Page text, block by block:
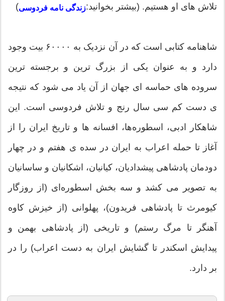
تلاش های او هستیم. (بیشتر بخوانید:زندگی نامه فردوسی)
شاهنامه کتابی است که در آن نزدیک به ۶۰۰۰۰ بیت وجود
دارد و به عنوان یکی از بزرگ ترین و برجسته ترین
سروده های حماسه ای جهان از آن یاد می شود که نتیجه
ی دست کم سی سال رنج و تلاش فردوسی است. این
شاهکار ادبی، اسطوره‌ها، افسانه ها و تاریخ ایران را از
آغاز تا حمله اعراب به ایران در سده ی هفتم و در چهار
دودمان پادشاهی پیشدادیان، کیانیان، اشکانیان و ساسانیان
به تصویر می کشد و سه بخش اسطوره‌ای (از روزگار
کیومرث تا پادشاهی فریدون)، پهلوانی (از خیزش کاوه
آهنگر تا مرگ رستم) و تاریخی (از پادشاهی بهمن و
پیدایش اسکندر تا گشایش ایران به دست اعراب) را در
بر دارد.